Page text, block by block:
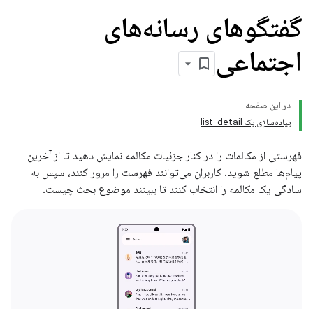
گفتگوهای رسانه‌های
اجتماعی
در این صفحه
پیاده‌سازی یک list-detail
فهرستی از مکالمات را در کنار جزئیات مکالمه نمایش دهید تا از آخرین
پیام‌ها مطلع شوید. کاربران می‌توانند فهرست را مرور کنند، سپس به
سادگی یک مکالمه را انتخاب کنند تا ببینند موضوع بحث چیست.